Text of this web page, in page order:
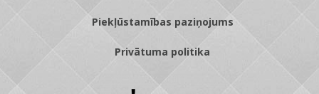
Piekļūstamības paziņojums
Privātuma politika